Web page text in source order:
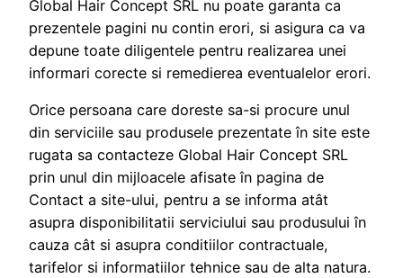
Global Hair Concept SRL nu poate garanta ca
prezentele pagini nu contin erori, si asigura ca va
depune toate diligentele pentru realizarea unei
informari corecte si remedierea eventualelor erori.
Orice persoana care doreste sa-si procure unul
din serviciile sau produsele prezentate în site este
rugata sa contacteze Global Hair Concept SRL
prin unul din mijloacele afisate în pagina de
Contact a site-ului, pentru a se informa atât
asupra disponibilitatii serviciului sau produsului în
cauza cât si asupra conditiilor contractuale,
tarifelor si informatiilor tehnice sau de alta natura.